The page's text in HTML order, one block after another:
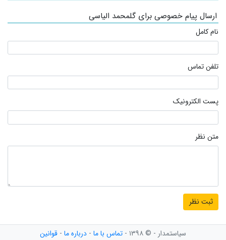
ارسال پیام خصوصی برای گلمحمد الیاسی
نام کامل
تلفن تماس
پست الکترونیک
متن نظر
سیاستمدار - © ۱۳۹۸ - تماس با ما - درباره ما - قوانین